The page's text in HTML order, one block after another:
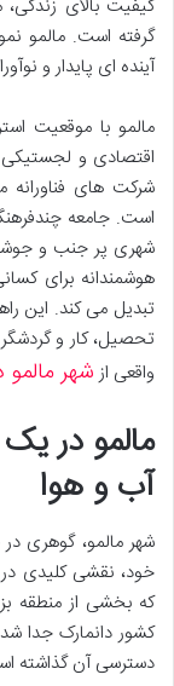
کیفیت بالای زندگی،
گرفته است. مالمو
آینده ای پایدار و
مالمو با موقعیت
اقتصادی و لجستیکی
شرکت های
شهری پر جنب و جوشی
هوشمندانه برای
تبدیل می کند. این
تحصیل، کار و
واقعی ازشهر
مالمو در
آب و هوا
شهر مالمو، گوهری
خود، نقشی کلیدی در
که بخشی از منطقه
کشور دانمارک جدا
دسترسی آن گذاشته